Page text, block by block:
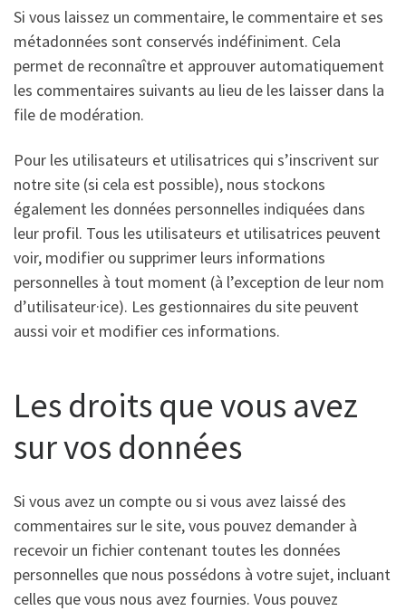
Si vous laissez un commentaire, le commentaire et ses
métadonnées sont conservés indéfiniment. Cela
permet de reconnaître et approuver automatiquement
les commentaires suivants au lieu de les laisser dans la
file de modération.
Pour les utilisateurs et utilisatrices qui s’inscrivent sur
notre site (si cela est possible), nous stockons
également les données personnelles indiquées dans
leur profil. Tous les utilisateurs et utilisatrices peuvent
voir, modifier ou supprimer leurs informations
personnelles à tout moment (à l’exception de leur nom
d’utilisateur·ice). Les gestionnaires du site peuvent
aussi voir et modifier ces informations.
Les droits que vous avez
sur vos données
Si vous avez un compte ou si vous avez laissé des
commentaires sur le site, vous pouvez demander à
recevoir un fichier contenant toutes les données
personnelles que nous possédons à votre sujet, incluant
celles que vous nous avez fournies. Vous pouvez